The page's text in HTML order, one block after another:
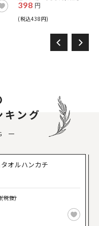
398 円
(税込438円)
キング
オルハンカチ
(税抜)